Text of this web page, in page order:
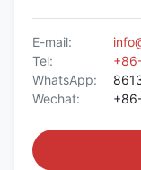
E-mail:
Tel:
WhatsApp:
Wechat: